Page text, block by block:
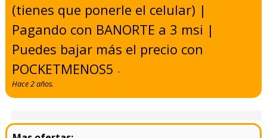
(tienes que ponerle el celular) |
Pagando con BANORTE a 3 msi |
Puedes bajar más el precio con
POCKETMENOS5-
Hace 2 años.